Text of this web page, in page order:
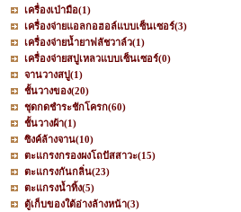
เครื่องเป่ามือ(1)
เครื่องจ่ายแอลกอฮอล์แบบเซ็นเซอร์(3)
เครื่องจ่ายน้ำยาฟลัชวาล์ว(1)
เครื่องจ่ายสบู่เหลวแบบเซ็นเซอร์(0)
จานวางสบู่(1)
ชั้นวางของ(20)
ชุดกดชำระชักโครก(60)
ชั้นวางผ้า(1)
ซิงค์ล้างจาน(10)
ตะแกรงกรองผงโถปัสสาวะ(15)
ตะแกรงกันกลิ่น(23)
ตะแกรงน้ำทิ้ง(5)
ตู้เก็บของใต้อ่างล้างหน้า(3)